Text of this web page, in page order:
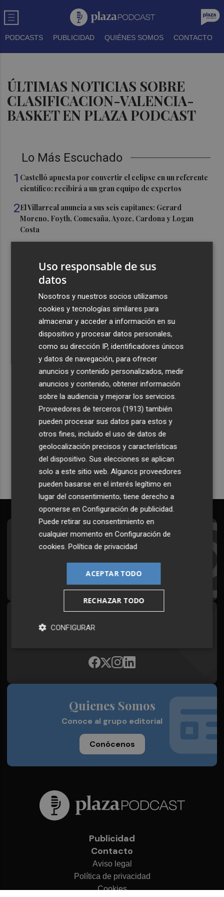
PODCASTS PUBLICIDAD QUIÉNES SOMOS CONTACTO
ÚLTIMAS NOTICIAS SOBRE
CLASIFICACION-VALENCIA-
BASKET EN PLAZA PODCAST
Lo Más Escuchado
1 Castelló apuesta por convertir el eclipse en un referente
científico: recibirá a un gran equipo de expertos
2El Villarreal anuncia a sus seis capitanes: Gerard
Moreno, Foyth, Comesaña, Ayoze, Cardona y Logan
Costa
San Javier da viabilidad al nuevo contrato del transporte
324 habitaciones
Estos son los estrenos que abren la cartelera en agosto:
de la comedia 'El último mono' a una nueva entrega de
'La Patrulla Canina'
Recibe toda la actualidad de
Plaza Podcast en tu correo
Quiero suscribirme
Suscríbete al Boletín
¡Quiero suscribirme!
Síguenos en redes
Quienes Somos
Conoce al grupo editorial
Conócenos
Publicidad
Contacto
Aviso legal
Política de privacidad
Cookies
Uso responsable de sus
datos
Nosotros y nuestros socios utilizamos
cookies y tecnologías similares para
almacenar y acceder a información en su
dispositivo y procesar datos personales,
como su dirección IP, identificadores únicos
y datos de navegación, para ofrecer
anuncios y contenido personalizados, medir
anuncios y contenido, obtener información
sobre la audiencia y mejorar los servicios.
Proveedores de terceros (1913) también
pueden procesar sus datos para estos y
otros fines, incluido el uso de datos de
geolocalización precisos y características
del dispositivo. Sus elecciones se aplican
solo a este sitio web. Algunos proveedores
pueden basarse en el interés legítimo en
lugar del consentimiento; tiene derecho a
oponerse enConfiguración de publicidad.
Puede retirar su consentimiento en
cualquier momento enConfiguración de
cookies.Política de privacidad
ACEPTAR TODO
RECHAZAR TODO
CONFIGURAR